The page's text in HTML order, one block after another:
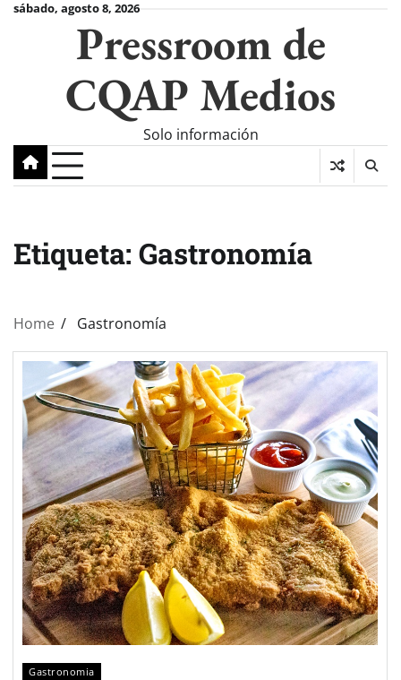
Skipsábado, agosto 8, 2026
Pressroom de
CQAP Medios
Solo información
Etiqueta: Gastronomía
Home Gastronomía
Gastronomia